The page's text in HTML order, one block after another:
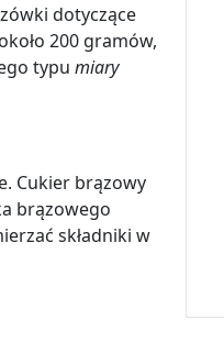
dotyczące
200 gramów,
typu miary
Cukier brązowy
brązowego
składniki w